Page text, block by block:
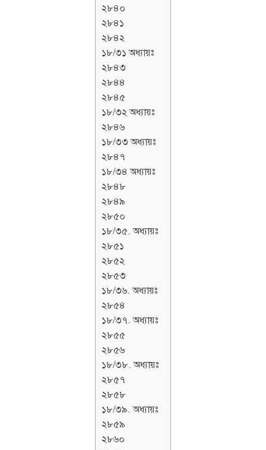
২৮৪০
২৮৪১
২৮৪২
১৮/৩১ অধ্যায়ঃ
২৮৪৩
২৮৪৪
২৮৪৫
১৮/৩২ অধ্যায়ঃ
২৮৪৬
১৮/৩৩ অধ্যায়ঃ
২৮৪৭
১৮/৩৪ অধ্যায়ঃ
২৮৪৮
২৮৪৯
২৮৫০
১৮/৩৫. অধ্যায়ঃ
২৮৫১
২৮৫২
২৮৫৩
১৮/৩৬. অধ্যায়ঃ
২৮৫৪
১৮/৩৭. অধ্যায়ঃ
২৮৫৫
২৮৫৬
১৮/৩৮. অধ্যায়ঃ
২৮৫৭
২৮৫৮
১৮/৩৯. অধ্যায়ঃ
২৮৫৯
২৮৬০